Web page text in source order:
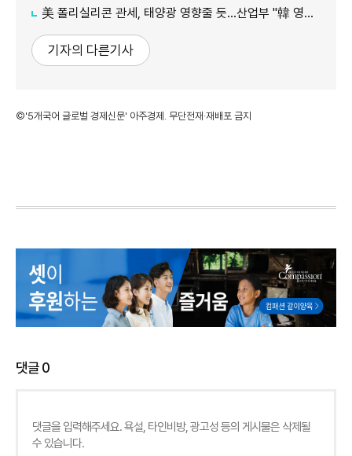
美 폴리실리콘 관세, 태양광 영향줄 듯…산업부 "韓 영향 최소화 협의"
기자의 다른기사
©'5개국어 글로벌 경제신문' 아주경제. 무단전재·재배포 금지
댓글0